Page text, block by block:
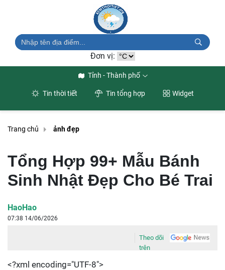
Đơn vị:
Tỉnh - Thành phố
Tin thời tiết Tin tổng hợp Widget
Trang chủ ảnh đẹp
Tổng Hợp 99+ Mẫu Bánh
Sinh Nhật Đẹp Cho Bé Trai
HaoHao
07:38 14/06/2026
Theo dõi
trên
<?xml encoding="UTF-8">